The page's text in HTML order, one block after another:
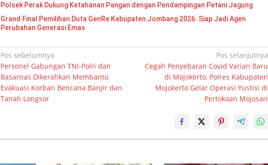
Polsek Perak Dukung Ketahanan Pangan dengan Pendampingan Petani Jagung
Grand Final Pemilihan Duta GenRe Kabupaten Jombang 2026: Siap Jadi Agen
Perubahan Generasi Emas
Navigasi
pos
Pos sebelumnya
Personel Gabungan TNI-Polri dan
Basarnas Dikerahkan Membantu
Evakuasi Korban Bencana Banjir dan
Tanah Longsor
Pos selanjutnya
Cegah Penyebaran Covid Varian Baru
di Mojokerto, Polres Kabupaten
Mojokerto Gelar Operasi Yustisi di
Pertokoan Mojosari